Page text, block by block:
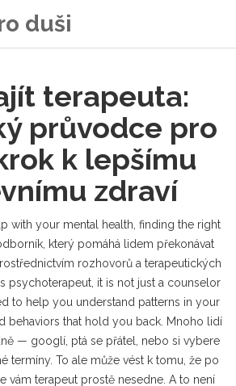
duši
terapeuta:
průvodce pro
k lepšímu
zdraví
with your mental health, finding the right
který pomáhá lidem překonávat
rozhovorů a terapeutických
psychoterapeut , it is not just a counselor
to help you understand patterns in your
behaviors that hold you back. Mnoho lidí
— googlí, ptá se přátel, nebo si vybere
termíny. To ale může vést k tomu, že po
vám terapeut prostě nesedne. A to není